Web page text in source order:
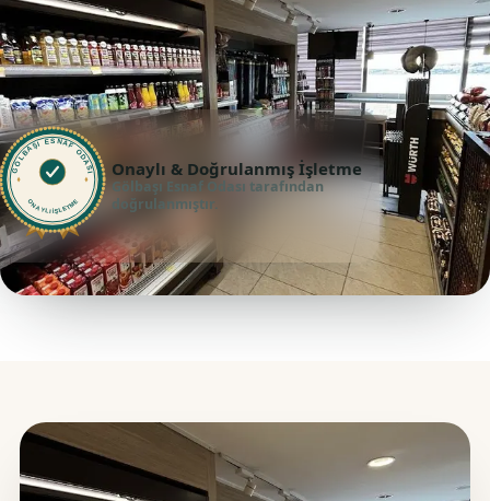
GÖLBAŞI ESNAF ODASI
ONAYLI İŞLETME
Onaylı & Doğrulanmış İşletme
Gölbaşı Esnaf Odası tarafından
doğrulanmıştır.